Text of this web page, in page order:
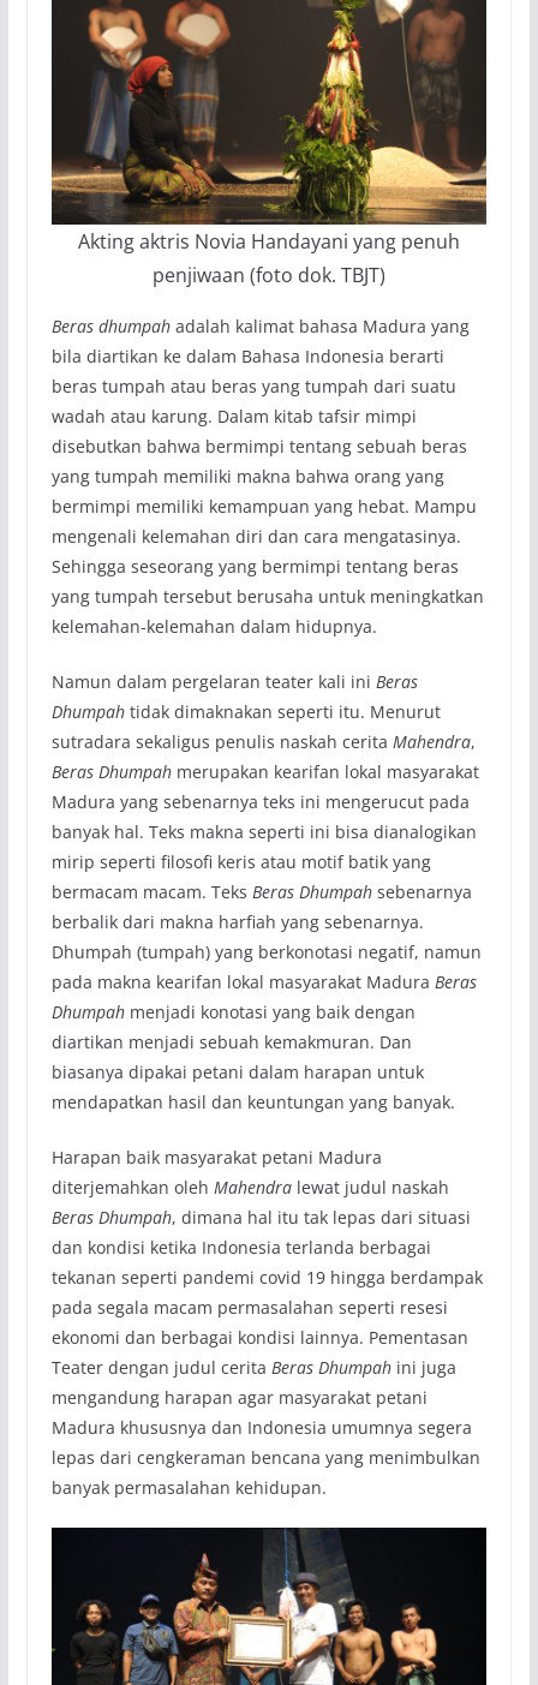
Akting aktris Novia Handayani yang penuh
penjiwaan (foto dok. TBJT)
Beras dhumpahadalah kalimat bahasa Madura yang
bila diartikan ke dalam Bahasa Indonesia berarti
beras tumpah atau beras yang tumpah dari suatu
wadah atau karung. Dalam kitab tafsir mimpi
disebutkan bahwa bermimpi tentang sebuah beras
yang tumpah memiliki makna bahwa orang yang
bermimpi memiliki kemampuan yang hebat. Mampu
mengenali kelemahan diri dan cara mengatasinya.
Sehingga seseorang yang bermimpi tentang beras
yang tumpah tersebut berusaha untuk meningkatkan
kelemahan-kelemahan dalam hidupnya.
Namun dalam pergelaran teater kali ini Beras
Dhumpahtidak dimaknakan seperti itu. Menurut
sutradara sekaligus penulis naskah cerita Mahendra,
Beras Dhumpahmerupakan kearifan lokal masyarakat
Madura yang sebenarnya teks ini mengerucut pada
banyak hal. Teks makna seperti ini bisa dianalogikan
mirip seperti filosofi keris atau motif batik yang
bermacam macam. Teks Beras Dhumpahsebenarnya
berbalik dari makna harfiah yang sebenarnya.
Dhumpah (tumpah) yang berkonotasi negatif, namun
pada makna kearifan lokal masyarakat Madura Beras
Dhumpahmenjadi konotasi yang baik dengan
diartikan menjadi sebuah kemakmuran. Dan
biasanya dipakai petani dalam harapan untuk
mendapatkan hasil dan keuntungan yang banyak.
Harapan baik masyarakat petani Madura
diterjemahkan oleh Mahendralewat judul naskah
Beras Dhumpah, dimana hal itu tak lepas dari situasi
dan kondisi ketika Indonesia terlanda berbagai
tekanan seperti pandemi covid 19 hingga berdampak
pada segala macam permasalahan seperti resesi
ekonomi dan berbagai kondisi lainnya. Pementasan
Teater dengan judul cerita Beras Dhumpahini juga
mengandung harapan agar masyarakat petani
Madura khususnya dan Indonesia umumnya segera
lepas dari cengkeraman bencana yang menimbulkan
banyak permasalahan kehidupan.